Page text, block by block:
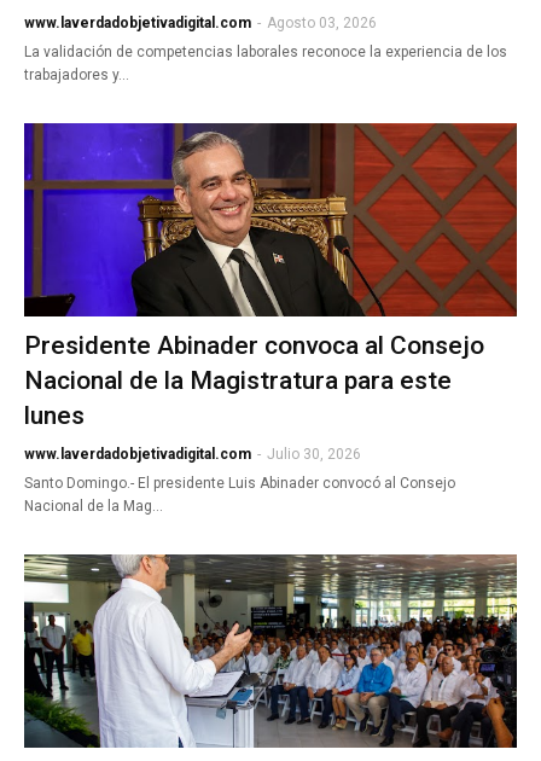
www.laverdadobjetivadigital.com - Agosto 03, 2026
La validación de competencias laborales reconoce la experiencia de los
trabajadores y…
Presidente Abinader convoca al Consejo
Nacional de la Magistratura para este
lunes
www.laverdadobjetivadigital.com - Julio 30, 2026
Santo Domingo.- El presidente Luis Abinader convocó al Consejo
Nacional de la Mag…